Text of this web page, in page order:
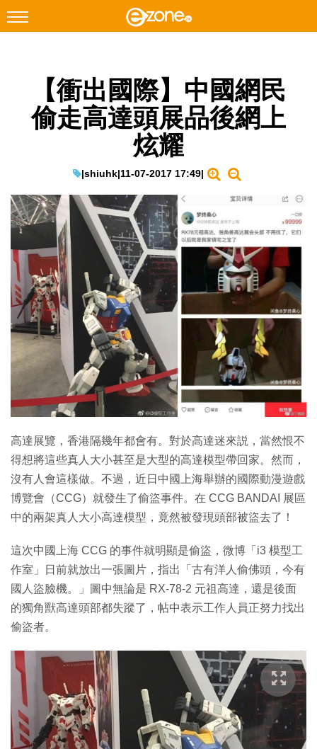
Facebook Instagram
科技焦點
教學評測
EduTech
IT Times
生成式AI與雲端應用
Enterprise Digital Transformation
特集
【衝出國際】中國網民
偷走高達頭展品後網上
炫耀
|shiuhk|11-07-2017 17:49|
高達展覽，香港隔幾年都會有。對於高達迷來説，當然恨不
得想將這些真人大小甚至是大型的高達模型帶回家。然而，
沒有人會這樣做。不過，近日中國上海舉辦的國際動漫遊戲
博覽會（CCG）就發生了偷盜事件。在 CCG BANDAI 展區
中的兩架真人大小高達模型，竟然被發現頭部被盜去了！
這次中國上海 CCG 的事件就明顯是偷盜，微博「i3 模型工
作室」日前就放出一張圖片，指出「古有洋人偷佛頭，今有
國人盜臉機。」圖中無論是 RX-78-2 元祖高達，還是後面
的獨角獸高達頭部都失蹤了，帖中表示工作人員正努力找出
偷盜者。